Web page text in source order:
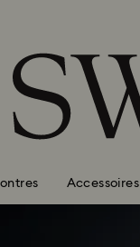
Accessoires